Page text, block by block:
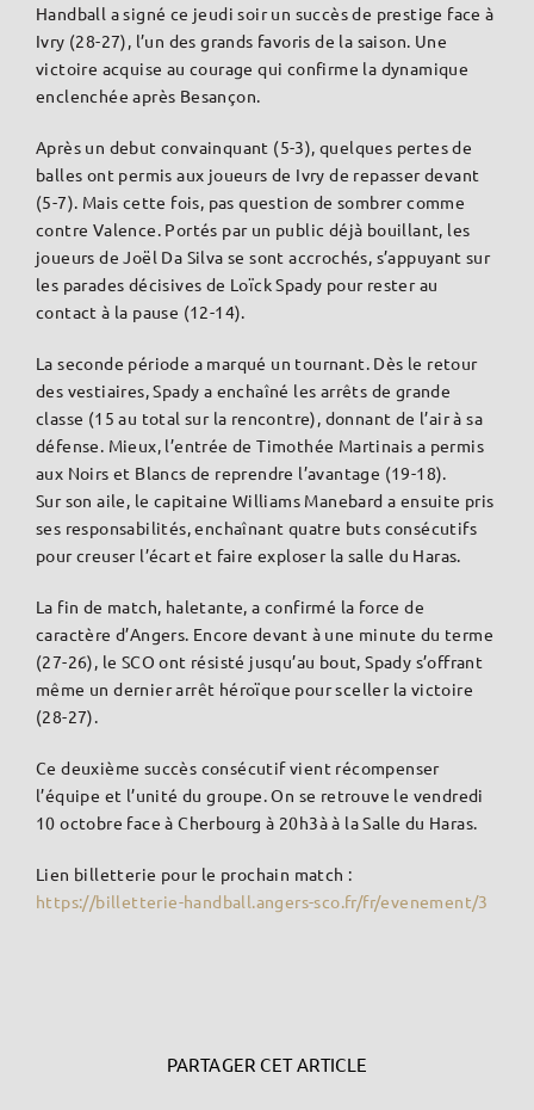
Handball a signé ce jeudi soir un succès de prestige face à
Ivry (28-27), l’un des grands favoris de la saison. Une
victoire acquise au courage qui confirme la dynamique
enclenchée après Besançon.
Après un debut convainquant (5-3), quelques pertes de
balles ont permis aux joueurs de Ivry de repasser devant
(5-7). Mais cette fois, pas question de sombrer comme
contre Valence. Portés par un public déjà bouillant, les
joueurs de Joël Da Silva se sont accrochés, s’appuyant sur
les parades décisives de Loïck Spady pour rester au
contact à la pause (12-14).
La seconde période a marqué un tournant. Dès le retour
des vestiaires, Spady a enchaîné les arrêts de grande
classe (15 au total sur la rencontre), donnant de l’air à sa
défense. Mieux, l’entrée de Timothée Martinais a permis
aux Noirs et Blancs de reprendre l’avantage (19-18).
Sur son aile, le capitaine Williams Manebard a ensuite pris
ses responsabilités, enchaînant quatre buts consécutifs
pour creuser l’écart et faire exploser la salle du Haras.
La fin de match, haletante, a confirmé la force de
caractère d’Angers. Encore devant à une minute du terme
(27-26), le SCO ont résisté jusqu’au bout, Spady s’offrant
même un dernier arrêt héroïque pour sceller la victoire
(28-27).
Ce deuxième succès consécutif vient récompenser
l’équipe et l’unité du groupe. On se retrouve le vendredi
10 octobre face à Cherbourg à 20h3à à la Salle du Haras.
Lien billetterie pour le prochain match :
https://billetterie-handball.angers-sco.fr/fr/evenement/3
PARTAGER CET ARTICLE